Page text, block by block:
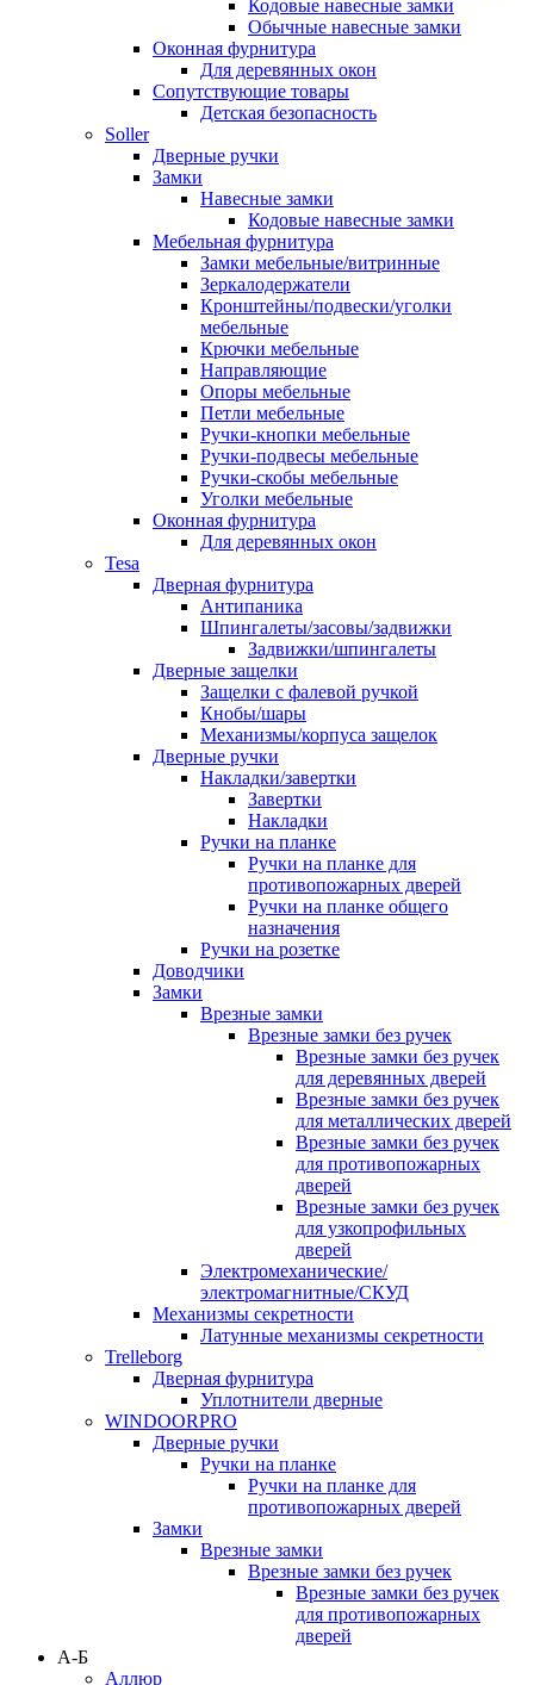
Кодовые навесные замки
Обычные навесные замки
Оконная фурнитура
Для деревянных окон
Сопутствующие товары
Детская безопасность
Soller
Дверные ручки
Замки
Навесные замки
Кодовые навесные замки
Мебельная фурнитура
Замки мебельные/витринные
Зеркалодержатели
Кронштейны/подвески/уголки
мебельные
Крючки мебельные
Направляющие
Опоры мебельные
Петли мебельные
Ручки-кнопки мебельные
Ручки-подвесы мебельные
Ручки-скобы мебельные
Уголки мебельные
Оконная фурнитура
Для деревянных окон
Tesa
Дверная фурнитура
Антипаника
Шпингалеты/засовы/задвижки
Задвижки/шпингалеты
Дверные защелки
Защелки с фалевой ручкой
Кнобы/шары
Механизмы/корпуса защелок
Дверные ручки
Накладки/завертки
Завертки
Накладки
Ручки на планке
Ручки на планке для
противопожарных дверей
Ручки на планке общего
назначения
Ручки на розетке
Доводчики
Замки
Врезные замки
Врезные замки без ручек
Врезные замки без ручек
для деревянных дверей
Врезные замки без ручек
для металлических дверей
Врезные замки без ручек
для противопожарных
дверей
Врезные замки без ручек
для узкопрофильных
дверей
Электромеханические/
электромагнитные/СКУД
Механизмы секретности
Латунные механизмы секретности
Trelleborg
Дверная фурнитура
Уплотнители дверные
WINDOORPRO
Дверные ручки
Ручки на планке
Ручки на планке для
противопожарных дверей
Замки
Врезные замки
Врезные замки без ручек
Врезные замки без ручек
для противопожарных
дверей
А-Б
Аллюр